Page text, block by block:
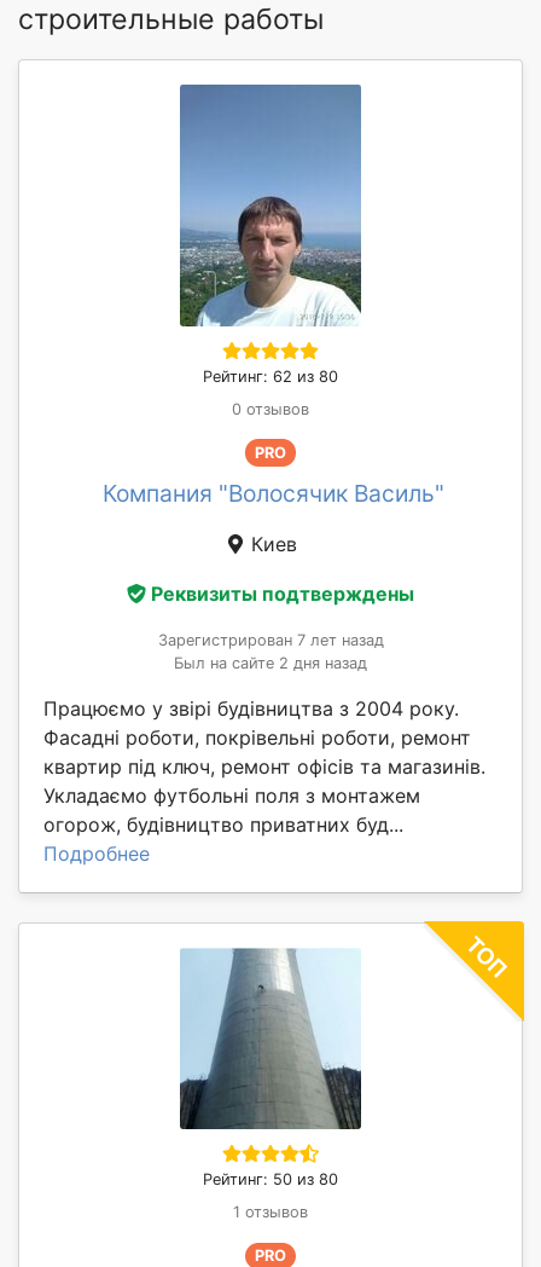
строительные работы
Рейтинг: 62 из 80
0 отзывов
PRO
Компания "Волосячик Василь"
Киев
Реквизиты подтверждены
Зарегистрирован 7 лет назад
Был на сайте 2 дня назад
Працюємо у звірі будівництва з 2004 року.
Фасадні роботи, покрівельні роботи, ремонт
квартир під ключ, ремонт офісів та магазинів.
Укладаємо футбольні поля з монтажем
огорож, будівництво приватних буд...
Подробнее
Рейтинг: 50 из 80
1 отзывов
PRO